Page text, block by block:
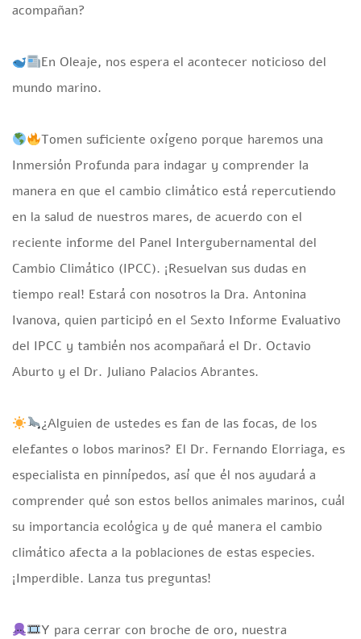
acompañan?
En Oleaje, nos espera el acontecer noticioso del
mundo marino.
Tomen suficiente oxígeno porque haremos una
Inmersión Profunda para indagar y comprender la
manera en que el cambio climático está repercutiendo
en la salud de nuestros mares, de acuerdo con el
reciente informe del Panel Intergubernamental del
Cambio Climático (IPCC). ¡Resuelvan sus dudas en
tiempo real! Estará con nosotros la Dra. Antonina
Ivanova, quien participó en el Sexto Informe Evaluativo
del IPCC y también nos acompañará el Dr. Octavio
Aburto y el Dr. Juliano Palacios Abrantes.
¿Alguien de ustedes es fan de las focas, de los
elefantes o lobos marinos? El Dr. Fernando Elorriaga, es
especialista en pinnípedos, así que él nos ayudará a
comprender qué son estos bellos animales marinos, cuál
su importancia ecológica y de qué manera el cambio
climático afecta a la poblaciones de estas especies.
¡Imperdible. Lanza tus preguntas!
Y para cerrar con broche de oro, nuestra